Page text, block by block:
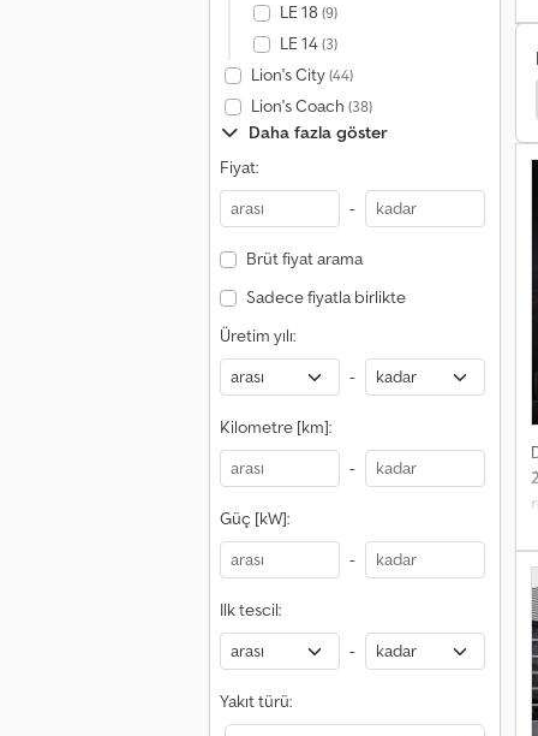
LE 18 (9)
LE 14(3)
Lion's City(44)
Lion's Coach (38)
Daha fazla göster
Fiyat:
-
Brüt fiyat arama
Sadece fiyatla birlikte
Üretim yılı:
-
Kilometre [km]:
-
Güç [kW]:
-
Ilk tescil:
-
Yakıt türü:
Sommer Abrollcontainer Sommer İçecek Kurulumu